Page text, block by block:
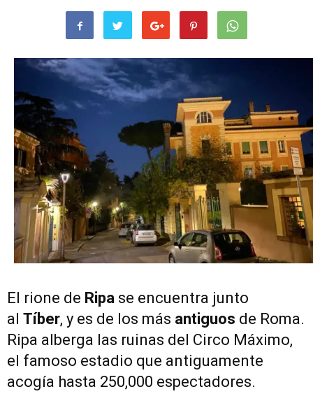
El rione de Ripa se encuentra junto
al Tíber, y es de los más antiguos de Roma.
Ripa alberga las ruinas del Circo Máximo,
el famoso estadio que antiguamente
acogía hasta 250,000 espectadores.